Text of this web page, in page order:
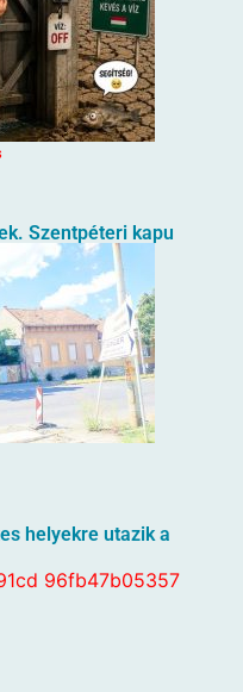
Szentpéteri kapu
helyekre utazik a